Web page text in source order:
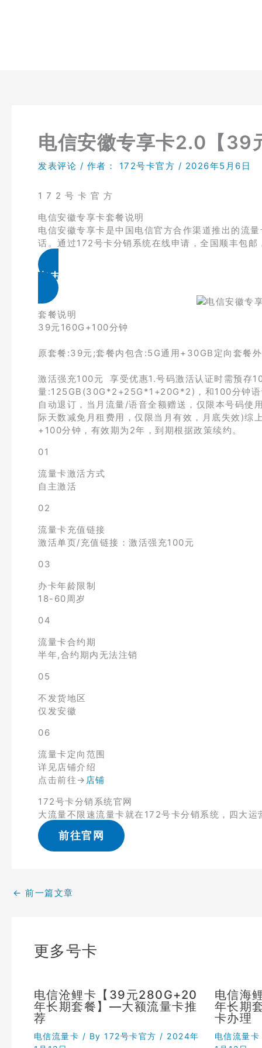
电信安徽专享卡2.0【39
发表评论 / 作者： 172号卡官方 / 2026年5月6日
1 7 2 号 卡 官 方
电信安徽专享卡套餐说明
电信安徽专享卡是中国电信官方合作渠道推出的流
话。通过172号卡分销系统在线申请，全国顺丰包邮
点击免费领取
套餐说明
39元160G+100分钟
原套餐:39元;套餐内包含:5G通用+30GB定向套餐
激活强充100元 享受优惠1.号码激活认证时需预存
量:125GB(30G*2+25G*1+20G*2)，和100分钟语
自动退订，当月流量/语音全额赠送，仅限本号码
际天数减免月租费用，仅限当月有效，月底失效)
+100分钟，有效期为2年，到期根据政策续约。
01
流量卡激活方式
自主激活
02
流量卡充值链接
激活单页/充值链接：激活强充100元
03
办卡年龄限制
18-60周岁
04
流量卡合约期
半年,合约期内无法注销
05
不发货地区
仅发安徽
06
流量卡定向范围
详见店铺介绍
点击前往→ 店铺
172号卡分销系统官网
大流量不限速流量卡就在172号卡分销系统，四大运
前往官网
← 前一篇文章
更多号卡
电信沧鲤卡【39元280G+20
年长期套餐】—大额流量卡推
荐
电信流量卡 / By 172号卡官方 / 2024年
电信海
年长期
卡办理
电信流量卡